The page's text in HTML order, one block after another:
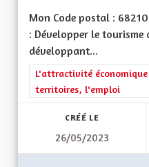
Mon Code postal :
: Développer le tourisme
développant...
Filtrer les résultats de la
L'attractivité économique
territoires, l'emploi
CRÉÉ LE
26/05/2023